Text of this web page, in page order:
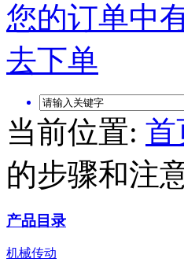
您的订单中
去下单
当前位置: 首
的步骤和注
产品目录
机械传动